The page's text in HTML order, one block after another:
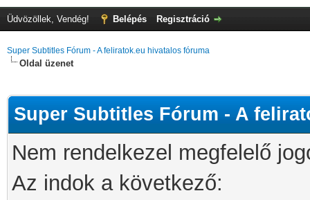
Üdvözöllek, Vendég! Belépés Regisztráció
Super Subtitles Fórum - A feliratok.eu hivatalos fóruma
Oldal üzenet
Super Subtitles Fórum - A
Nem rendelkezel megfelelő
Az indok a következő: